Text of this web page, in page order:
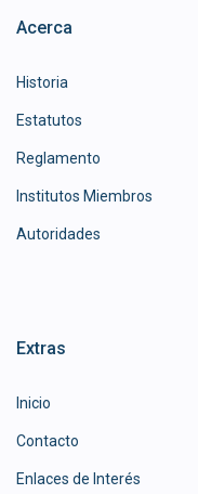
Acerca
Historia
Estatutos
Reglamento
Institutos Miembros
Autoridades
Extras
Inicio
Contacto
Enlaces de Interés